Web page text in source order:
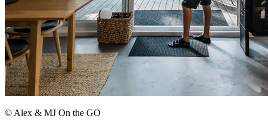
© Alex & MJ On the GO